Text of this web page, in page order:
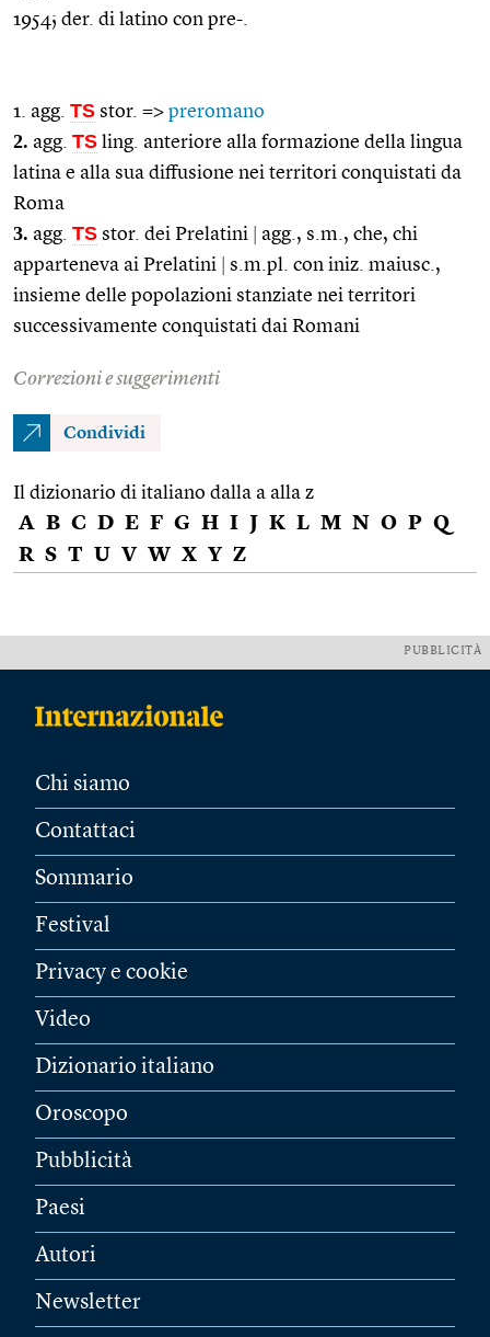
1954; der. di latino con pre-.
1. agg. TS stor. => preromano
2. agg. TS ling. anteriore alla formazione della lingua
latina e alla sua diffusione nei territori conquistati da
Roma
3. agg. TS stor. dei Prelatini
agg., s.m., che, chi
apparteneva ai Prelatini
s.m.pl. con iniz. maiusc.,
insieme delle popolazioni stanziate nei territori
successivamente conquistati dai Romani
Correzioni e suggerimenti
Condividi
Il dizionario di italiano dalla a alla z
A B C D E F G H I J K L M N O P Q
R S T U V W X Y Z
PUBBLICITÀ
Chi siamo
Contattaci
Sommario
Festival
Privacy e cookie
Video
Dizionario italiano
Oroscopo
Pubblicità
Paesi
Autori
Newsletter